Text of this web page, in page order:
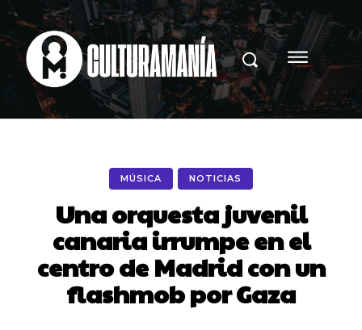
MÚSICA NOTICIAS
Una orquesta juvenil
canaria irrumpe en el
centro de Madrid con un
flashmob por Gaza